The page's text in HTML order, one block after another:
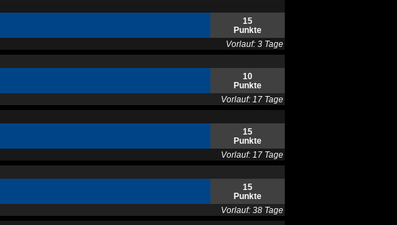
15
Punkte
Vorlauf: 3 Tage
10
Punkte
Vorlauf: 17 Tage
15
Punkte
Vorlauf: 17 Tage
15
Punkte
Vorlauf: 38 Tage